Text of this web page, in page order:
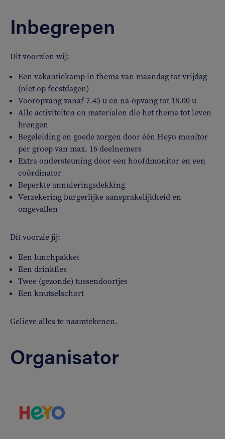
Inbegrepen
Dit voorzien wij:
Een vakantiekamp in thema van maandag tot vrijdag
(niet op feestdagen)
Vooropvang vanaf 7.45 u en na-opvang tot 18.00 u
Alle activiteiten en materialen die het thema tot leven
brengen
Begeleiding en goede zorgen door één Heyo monitor
per groep van max. 16 deelnemers
Extra ondersteuning door een hoofdmonitor en een
coördinator
Beperkte annuleringsdekking
Verzekering burgerlijke aansprakelijkheid en
ongevallen
Dit voorzie jij:
Een lunchpakket
Een drinkfles
Twee (gezonde) tussendoortjes
Een knutselschort
Gelieve alles te naamtekenen.
Organisator